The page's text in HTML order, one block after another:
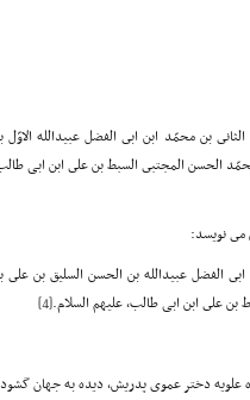
بن محمّد ابن ابى الفضل عبیدالله الاوّل
الحسن المجتبى السبط بن على ابن ابی
مى نویسد:
الفضل عبیدالله بن الحسن السلیق بن على
على ابن ابی طالب، علیهم السلام.[4]
دختر عموى پدریش، دیده به جهان